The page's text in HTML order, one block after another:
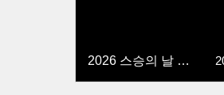
2026 스승의 날 기념